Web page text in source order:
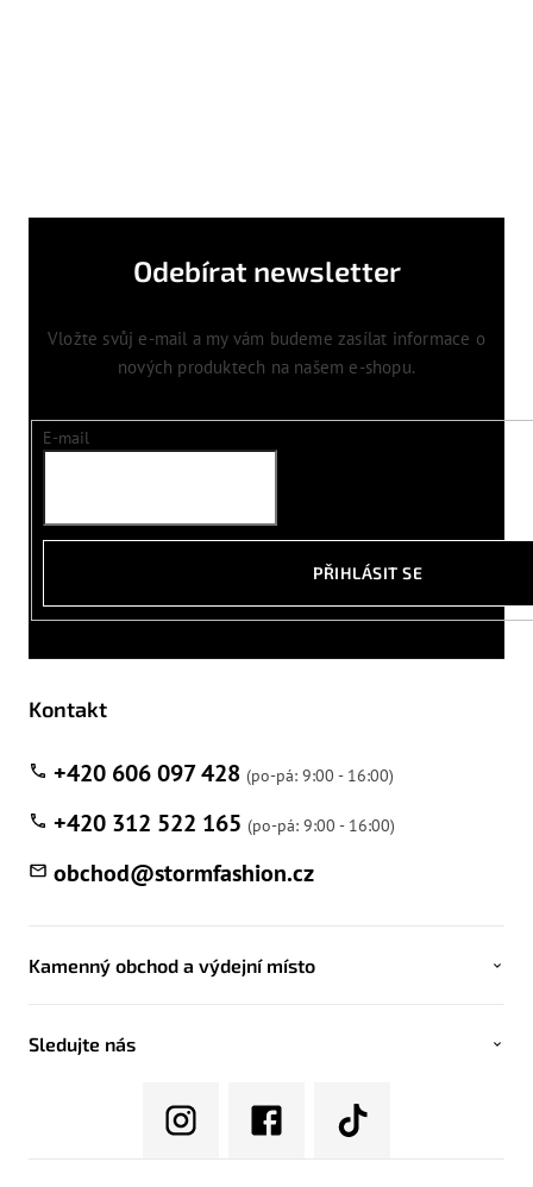
Odebírat newsletter
Vložte svůj e-mail a my vám budeme zasílat informace o
nových produktech na našem e-shopu.
E-mail
PŘIHLÁSIT SE
Kontakt
obchod@stormfashion.cz
+420 606 097 428
+420 312 522 165
Kamenný obchod a výdejní místo
Sledujte nás